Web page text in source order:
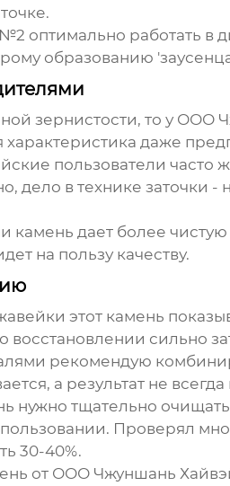
оптимально работать в
образованию
зернистости, то у ООО
характеристика даже
пользователи
дело в технике
дает более
на пользу качеству.
этот камень
сильно
рекомендую
а результат не
нужно тщательно
Проверял
30-40%.
от ООО Чжуншань